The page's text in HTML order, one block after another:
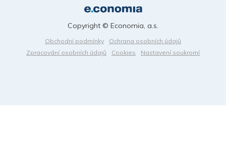
Obchodní podmínky
Ochrana osobních údajů
Zpracování osobních údajů
Cookies Nastavení soukromí
Copyright © Economia, a.s.